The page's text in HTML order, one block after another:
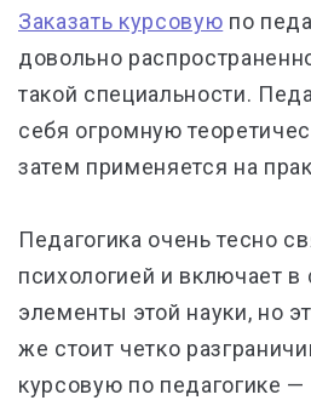
Заказать курсовую по
довольно
такой специальности.
себя огромную
затем применяется на
Педагогика очень тесно
психологией и включает
элементы этой науки, но
же стоит четко
курсовую по педагогике —